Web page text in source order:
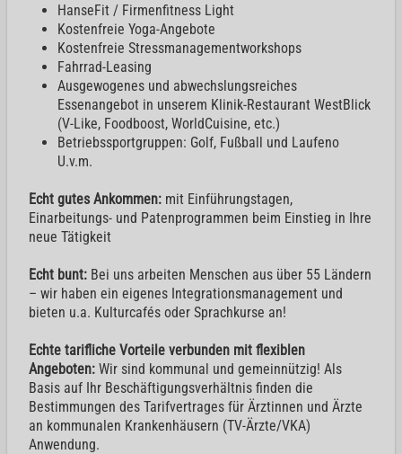
HanseFit / Firmenfitness Light
Kostenfreie Yoga-Angebote
Kostenfreie Stressmanagementworkshops
Fahrrad-Leasing
Ausgewogenes und abwechslungsreiches
Essenangebot in unserem Klinik-Restaurant WestBlick
(V-Like, Foodboost, WorldCuisine, etc.)
Betriebssportgruppen: Golf, Fußball und Laufeno
U.v.m.
Echt gutes Ankommen: mit Einführungstagen,
Einarbeitungs- und Patenprogrammen beim Einstieg in Ihre
neue Tätigkeit
Echt bunt: Bei uns arbeiten Menschen aus über 55 Ländern
– wir haben ein eigenes Integrationsmanagement und
bieten u.a. Kulturcafés oder Sprachkurse an!
Echte tarifliche Vorteile verbunden mit flexiblen
Angeboten: Wir sind kommunal und gemeinnützig! Als
Basis auf Ihr Beschäftigungsverhältnis finden die
Bestimmungen des Tarifvertrages für Ärztinnen und Ärzte
an kommunalen Krankenhäusern (TV-Ärzte/VKA)
Anwendung.